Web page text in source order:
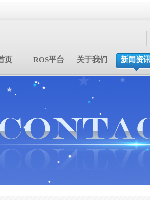
新闻资
关于我们
ROS平台
页